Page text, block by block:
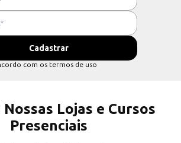
com os termos de uso
Nossas Lojas e Cursos
Presenciais